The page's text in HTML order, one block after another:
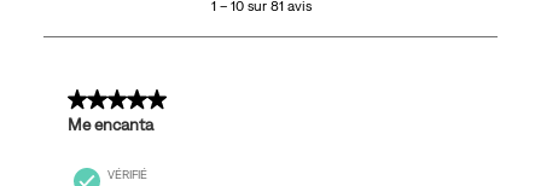
81
1 – 10 sur 81 avis
5 sur 5 étoiles.
Me encanta
VÉRIFIÉ